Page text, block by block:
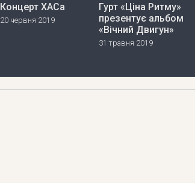
Концерт ХАСа
20 червня 2019
Гурт «Ціна Ритму»
прeзeнтує альбом
«Вічний Двигун»
31 травня 2019